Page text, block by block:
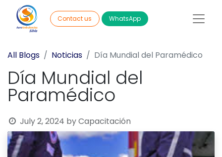
Contact us WhatsApp
All Blogs Noticias Día Mundial del Paramédico
Día Mundial del
Paramédico
July 2, 2024 byCapacitación